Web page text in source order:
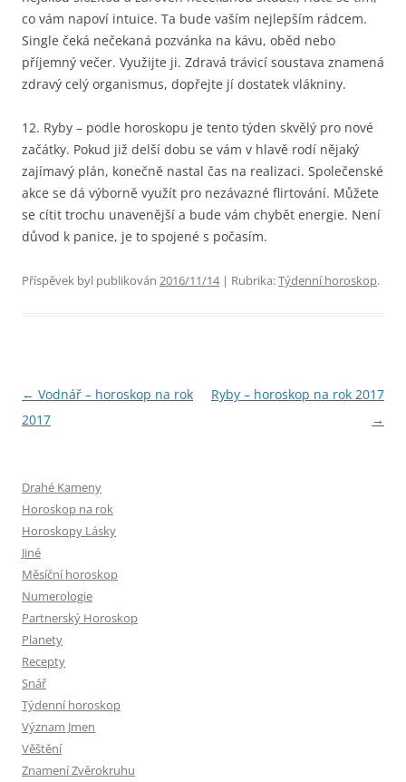
co vám napoví intuice. Ta bude vaším nejlepším rádcem.
Single čeká nečekaná pozvánka na kávu, oběd nebo
příjemný večer. Využijte ji. Zdravá trávicí soustava znamená
zdravý celý organismus, dopřejte jí dostatek vlákniny.
12. Ryby – podle horoskopu je tento týden skvělý pro nové
začátky. Pokud již delší dobu se vám v hlavě rodí nějaký
zajímavý plán, konečně nastal čas na realizaci. Společenské
akce se dá výborně využít pro nezávazné flirtování. Můžete
se cítit trochu unavenější a bude vám chybět energie. Není
důvod k panice, je to spojené s počasím.
Příspěvek byl publikován 2016/11/14| Rubrika:Týdenní horoskop.
Navigace
pro
← Vodnář – horoskop na rok
2017
Ryby – horoskop na rok 2017
→
Drahé Kameny
Horoskop na rok
Horoskopy Lásky
Jiné
Měsíční horoskop
Numerologie
Partnerský Horoskop
Planety
Recepty
Snář
Týdenní horoskop
Význam Jmen
Věštění
Znamení Zvěrokruhu